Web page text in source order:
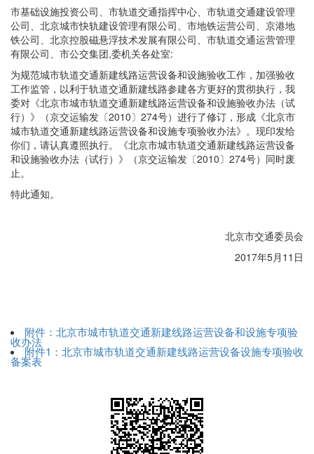
市基础设施投资公司、市轨道交通指挥中心、市轨道交通建设管理
公司、北京城市快轨建设管理有限公司、市地铁运营公司、京港地
铁公司、北京控股磁悬浮技术发展有限公司、市轨道交通运营管理
有限公司、市公交集团,委机关各处室:
为规范城市轨道交通新建线路运营设备和设施验收工作，加强验收
工作监管，以利于轨道交通新建线路参建各方更好的贯彻执行，我
委对《北京市城市轨道交通新建线路运营设备和设施验收办法（试
行）》（京交运输发〔2010〕274号）进行了修订，形成《北京市
城市轨道交通新建线路运营设备和设施专项验收办法》。现印发给
你们，请认真遵照执行。《北京市城市轨道交通新建线路运营设备
和设施验收办法（试行）》（京交运输发〔2010〕274号）同时废
止。
特此通知。
北京市交通委员会
2017年5月11日
附件：北京市城市轨道交通新建线路运营设备和设施专项验
收办法
附件1：北京市城市轨道交通新建线路运营设备设施专项验收
备案表